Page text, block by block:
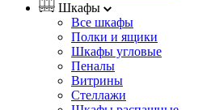
Шкафы
Все шкафы
Полки и ящики
Шкафы угловые
Пеналы
Витрины
Стеллажи